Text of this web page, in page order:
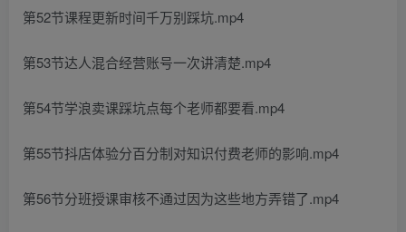
第52节课程更新时间千万别踩坑.mp4
第53节达人混合经营账号一次讲清楚.mp4
第54节学浪卖课踩坑点每个老师都要看.mp4
第55节抖店体验分百分制对知识付费老师的影响.mp4
第56节分班授课审核不通过因为这些地方弄错了.mp4